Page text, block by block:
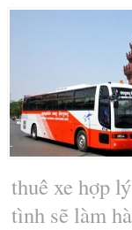
thuê xe hợp
tình sẽ làm